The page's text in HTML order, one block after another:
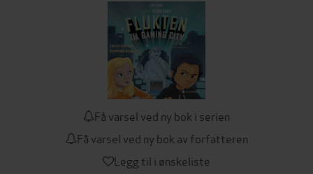
Få varsel ved ny bok i serien
Få varsel ved ny bok av forfatteren
Legg til i ønskeliste